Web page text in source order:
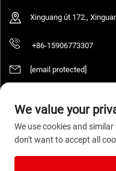
Xinguang út 172.,
+86-15906773307
[email protected]
Szerzői jog © 2026
fenntartva.
We value your
We use cookies and
don't want to accept all